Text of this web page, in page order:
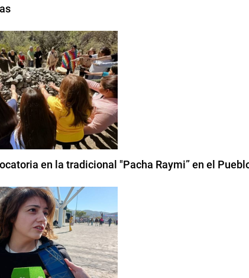
en la tradicional "Pacha Raymi” en el